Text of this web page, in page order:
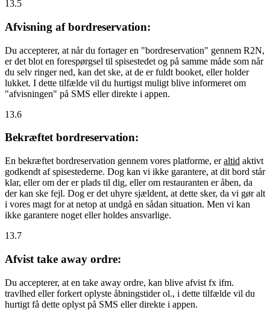
13.5
Afvisning af bordreservation:
Du accepterer, at når du fortager en "bordreservation" gennem R2N,
er det blot en forespørgsel til spisestedet og på samme måde som når
du selv ringer ned, kan det ske, at de er fuldt booket, eller holder
lukket. I dette tilfælde vil du hurtigst muligt blive informeret om
"afvisningen" på SMS eller direkte i appen.
13.6
Bekræftet bordreservation:
En bekræftet bordreservation gennem vores platforme, eraltid aktivt
godkendt af spisestederne. Dog kan vi ikke garantere, at dit bord står
klar, eller om der er plads til dig, eller om restauranten er åben, da
der kan ske fejl. Dog er det uhyre sjældent, at dette sker, da vi gør alt
i vores magt for at netop at undgå en sådan situation. Men vi kan
ikke garantere noget eller holdes ansvarlige.
13.7
Afvist take away ordre:
Du accepterer, at en take away ordre, kan blive afvist fx ifm.
travlhed eller forkert oplyste åbningstider ol., i dette tilfælde vil du
hurtigt få dette oplyst på SMS eller direkte i appen.